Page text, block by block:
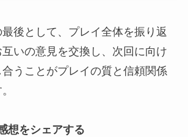
後として、プレイ全体を振り返
互いの意見を交換し、次回に向け
うことがプレイの質と信頼関係
想をシェアする